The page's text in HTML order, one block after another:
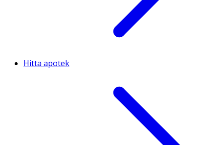
Hitta apotek